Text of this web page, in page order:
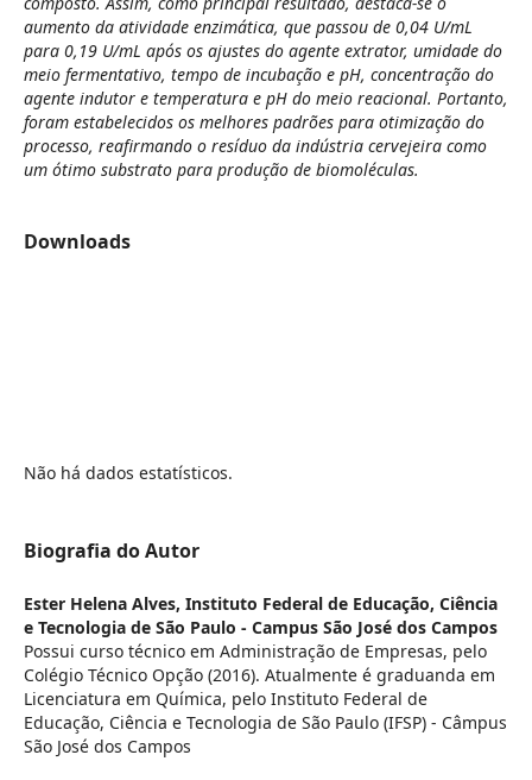
aumento da atividade enzimática, que passou de 0,04 U/mL
para 0,19 U/mL após os ajustes do agente extrator, umidade do
meio fermentativo, tempo de incubação e pH, concentração do
agente indutor e temperatura e pH do meio reacional. Portanto,
foram estabelecidos os melhores padrões para otimização do
processo, reafirmando o resíduo da indústria cervejeira como
um ótimo substrato para produção de biomoléculas.
Downloads
Não há dados estatísticos.
Biografia do Autor
Ester Helena Alves, Instituto Federal de Educação, Ciência
e Tecnologia de São Paulo - Campus São José dos Campos
Possui curso técnico em Administração de Empresas, pelo
Colégio Técnico Opção (2016). Atualmente é graduanda em
Licenciatura em Química, pelo Instituto Federal de
Educação, Ciência e Tecnologia de São Paulo (IFSP) - Câmpus
São José dos Campos